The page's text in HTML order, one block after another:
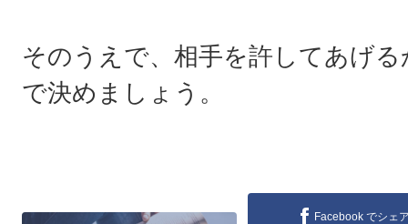
そのうえで、相手を許してあげ
で決めましょう。
Facebook でシェ